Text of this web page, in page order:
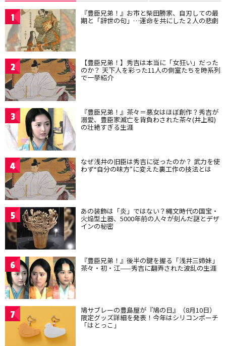
1 『豊臣兄弟！』お市と柴田勝家、自刃しての最
期と「辞世の句」…運命を共にした２人の悲劇
2 【豊臣兄弟！】秀吉は本当に「女狂い」だった
のか？ 天下人を彩った11人の側室たちを時系列
で一挙紹介
3 『豊臣兄弟！』茶々＝悪女はほぼ創作？秀吉が
溺愛、豊臣家滅亡を背負わされた茶々(井上和)
の壮絶すぎる生涯
4 なぜ浅井の旧臣は秀吉に従ったのか？ 武力を使
わず“自分の味方”に変えた裏工作の技法とは
5 あの装飾は「炎」ではない？縄文時代の国宝・
火焔型土器、5000年前の人々が刻んだ謎とデザ
インの秘密
6 『豊臣兄弟！』後半の鍵を握る「浅井三姉妹」
茶々・初・江——秀吉に翻弄された波乱の生涯
7 鳩サブレーの豊島屋が『鳩の日』（8月10日）
限定グッズ詳細を発表！今年はシリコンポーチ
「はとっこ」